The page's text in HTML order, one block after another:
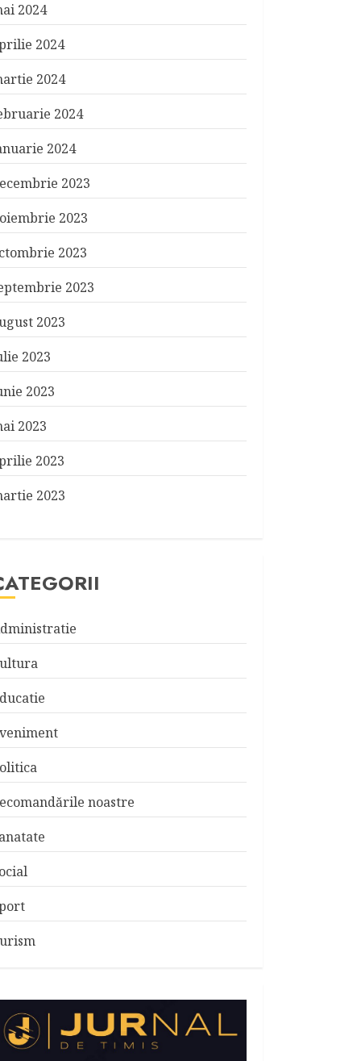
2024
2024
2024
2024
2024
2023
2023
2023
2023
2023
2023
2023
2023
2023
2023
noastre